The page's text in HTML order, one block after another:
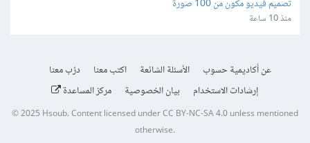
تصميم فيديو مكون من 100 صورة
منذ 10 ساعة
عن أكاديمية حسوب الأسئلة الشائعة اكتب معنا
درّب معنا
إرشادات الاستخدام
بيان الخصوصية مركز المساعدة
© 2025 Hsoub.Content licensed underCC BY-NC-SA 4.0unless mentioned
otherwise.